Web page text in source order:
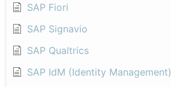
SAP Fiori
SAP Signavio
SAP Qualtrics
SAP IdM (Identity Management)